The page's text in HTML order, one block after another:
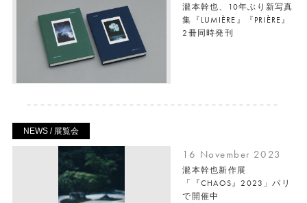
瀧本幹也、10年ぶり新写真
集『LUMIÈRE』『PRIÈRE』
2冊同時発刊
NEWS / 展覧会
16 November 2023
瀧本幹也新作展
「『CHAOS』2023」パリ
で開催中